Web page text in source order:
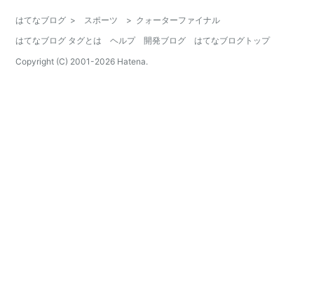
はてなブログ > スポーツ > クォーターファイナル
はてなブログ タグとは
ヘルプ 開発ブログ
はてなブログトップ
Copyright (C) 2001-2026 Hatena.